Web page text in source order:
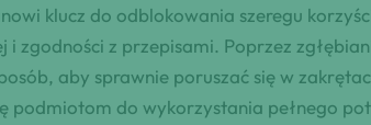
klucz do odblokowania szeregu
zgodności z przepisami. Poprzez
aby sprawnie poruszać się w
do wykorzystania pełnego